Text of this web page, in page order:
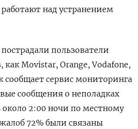
над устранением
пострадали пользователи
как Movistar, Orange, Vodafone,
сообщает сервис мониторинга
сообщения о неполадках
около 2:00 ночи по местному
72% были связаны